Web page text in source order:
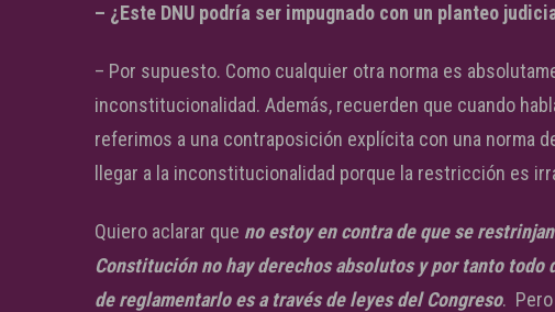
– ¿Este DNU podría ser impugnado con un planteo
– Por supuesto. Como cualquier otra norma es
inconstitucionalidad. Además, recuerden que cuando
referimos a una contraposición explícita con una norma
llegar a la inconstitucionalidad porque la restricción es
Quiero aclarar que no estoy en contra de que se
Constitución no hay derechos absolutos y por tanto
de reglamentarlo es a través de leyes del Congreso. Pero